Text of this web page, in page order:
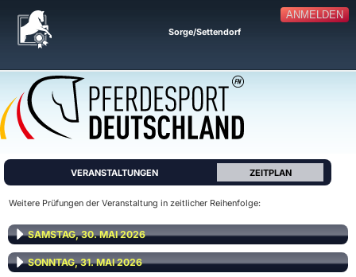
ANMELDEN
Sorge/Settendorf
VERANSTALTUNGEN ZEITPLAN
Weitere Prüfungen der Veranstaltung in zeitlicher Reihenfolge:
SAMSTAG, 30. MAI 2026
SONNTAG, 31. MAI 2026